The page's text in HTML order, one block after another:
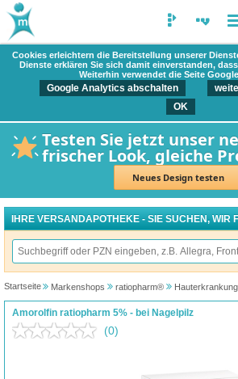
Cookies erleichtern die Bereitstellung unserer
Dienste erklären Sie sich damit einverstanden,
Weiterhin verwendet die Seite
Google Analytics abschalten
OK
Testen Sie jetzt unser
frischer Look, gleiche
Neues Design testen
IHRE VERSANDAPOTHEKE - SIE SUCHEN, WIR
Startseite Markenshops ratiopharm®
Amorolfin ratiopharm 5% - bei Nagelpilz
(0)